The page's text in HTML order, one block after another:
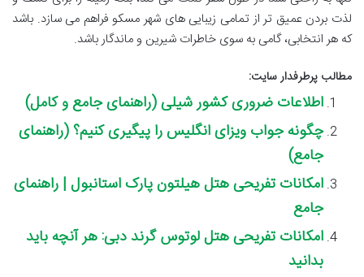
لذت بردن عمیق تر از تمامی زیبایی های شهر مسکو فراهم می سازد. باشد
که هر انتخابی، گامی به سوی خاطرات شیرین و ماندگار باشد.
مطالب پرطرفدار سایت:
اطلاعات ضروری کشور شیلی (راهنمای جامع و کامل)
چگونه جواب ویزای انگلیس را پیگیری کنیم؟ (راهنمای
جامع)
امکانات تفریحی هتل هیلتون پارک استانبول | راهنمای
جامع
امکانات تفریحی هتل لوتوس گرند دبی: هر آنچه باید
بدانید